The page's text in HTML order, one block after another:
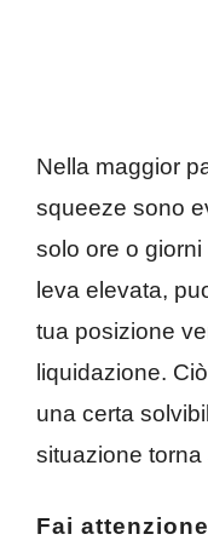
Nella maggior
squeeze sono
solo ore o
leva elevata,
tua posizione
liquidazione.
una certa
situazione torna
Fai